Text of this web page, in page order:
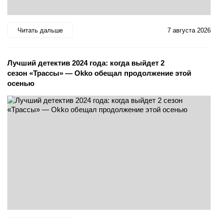
Читать дальше 7 августа 2026
Лучший детектив 2024 года: когда выйдет 2
сезон «Трассы» — Okko обещал продолжение этой
осенью